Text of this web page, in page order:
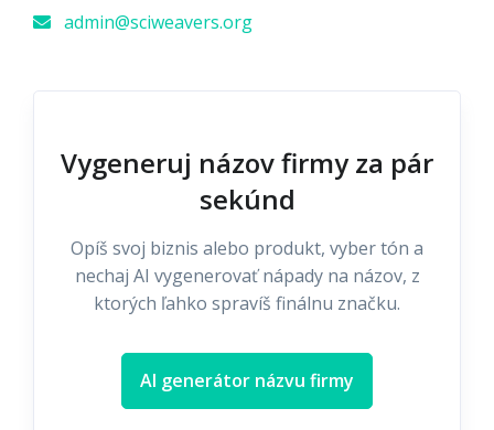
admin@sciweavers.org
Vygeneruj názov firmy za pár
sekúnd
Opíš svoj biznis alebo produkt, vyber tón a
nechaj AI vygenerovať nápady na názov, z
ktorých ľahko spravíš finálnu značku.
AI generátor názvu firmy